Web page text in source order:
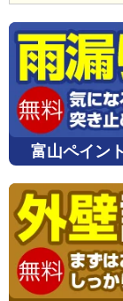
富山ペイン